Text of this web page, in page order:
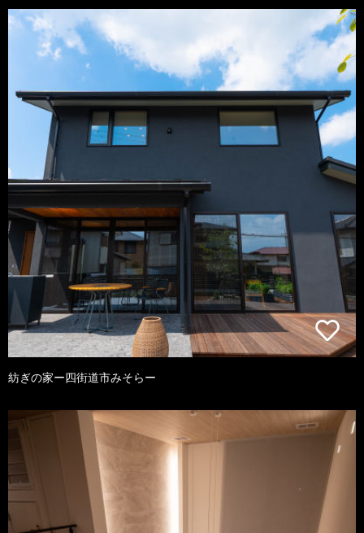
紡ぎの家ー四街道市みそらー